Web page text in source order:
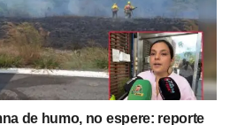
de humo, no espere: reporte